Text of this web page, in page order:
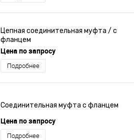
Цепная соединительная муфта / с
фланцем
Цена по запросу
Подробнее
Соединительная муфта с фланцем
Цена по запросу
Подробнее